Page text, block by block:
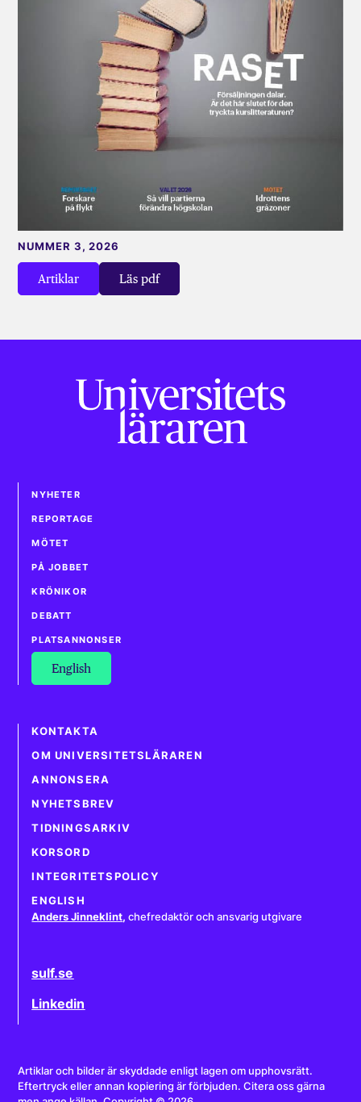
Artiklar Läs pdf
NUMMER 3, 2026
NYHETER
REPORTAGE
MÖTET
PÅ JOBBET
KRÖNIKOR
DEBATT
PLATSANNONSER
English
KONTAKTA
OM UNIVERSITETSLÄRAREN
ANNONSERA
NYHETSBREV
TIDNINGSARKIV
KORSORD
INTEGRITETSPOLICY
ENGLISH
Anders Jinneklint, chefredaktör och ansvarig utgivare
sulf.se
Linkedin
Artiklar och bilder är skyddade enligt lagen om upphovsrätt.
Eftertryck eller annan kopiering är förbjuden. Citera oss gärna